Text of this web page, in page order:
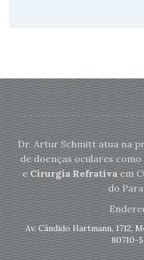
Dr. Artur Schmitt atua na
de doenças oculares como
eCirurgia Refrativaem
do
Av. Cândido Hartmann, 1712,
80710-